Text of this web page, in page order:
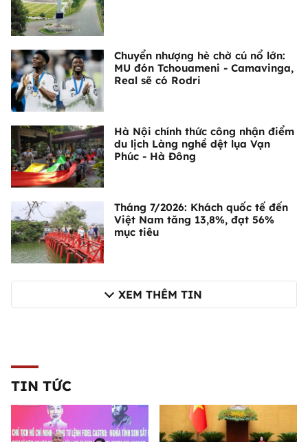
Chuyển nhượng hè chờ cú nổ lớn:
MU đón Tchouameni - Camavinga,
Real sẽ có Rodri
Hà Nội chính thức công nhận điểm
du lịch Làng nghề dệt lụa Vạn
Phúc - Hà Đông
Tháng 7/2026: Khách quốc tế đến
Việt Nam tăng 13,8%, đạt 56%
mục tiêu
XEM THÊM TIN
TIN TỨC